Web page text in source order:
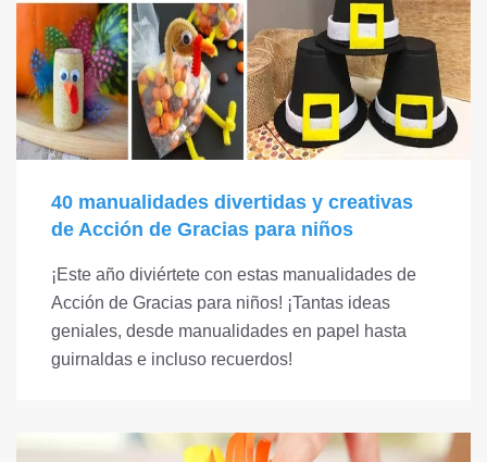
40 manualidades divertidas y creativas
de Acción de Gracias para niños
¡Este año diviértete con estas manualidades de
Acción de Gracias para niños! ¡Tantas ideas
geniales, desde manualidades en papel hasta
guirnaldas e incluso recuerdos!